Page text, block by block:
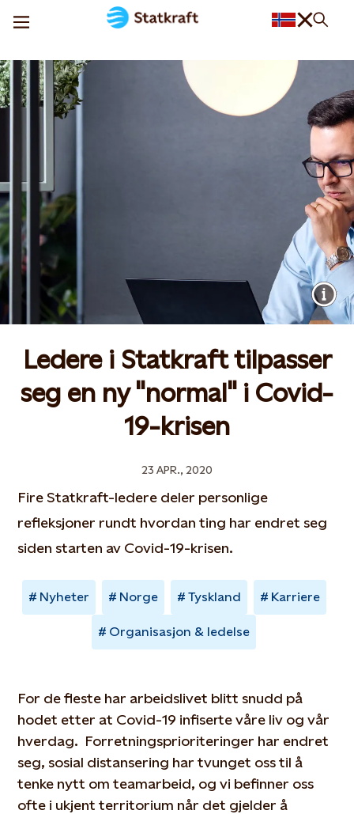
Ledere i Statkraft tilpasser
seg en ny "normal" i Covid-
19-krisen
23 APR., 2020
Fire Statkraft-ledere deler personlige
refleksjoner rundt hvordan ting har endret seg
siden starten av Covid-19-krisen.
Nyheter Norge Tyskland Karriere
Organisasjon & ledelse
For de fleste har arbeidslivet blitt snudd på
hodet etter at Covid-19 infiserte våre liv og vår
hverdag. Forretningsprioriteringer har endret
seg, sosial distansering har tvunget oss til å
tenke nytt om teamarbeid, og vi befinner oss
ofte i ukjent territorium når det gjelder å